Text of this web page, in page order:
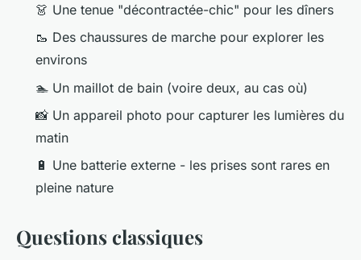
👗 Une tenue "décontractée-chic" pour les dîners
🥾 Des chaussures de marche pour explorer les
environs
🏊 Un maillot de bain (voire deux, au cas où)
📸 Un appareil photo pour capturer les lumières du
matin
🔋 Une batterie externe - les prises sont rares en
pleine nature
Questions classiques